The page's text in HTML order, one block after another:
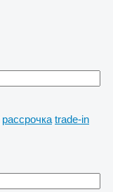
рассрочка trade-in